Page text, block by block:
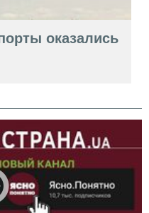
оказались